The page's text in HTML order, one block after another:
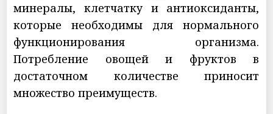
минералы, клетчатку и антиоксиданты,
которые необходимы для нормального
функционирования организма.
Потребление овощей и фруктов в
достаточном количестве приносит
множество преимуществ.